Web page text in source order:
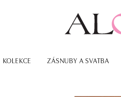
KOLEKCE ZÁSNUBY A SVATBA